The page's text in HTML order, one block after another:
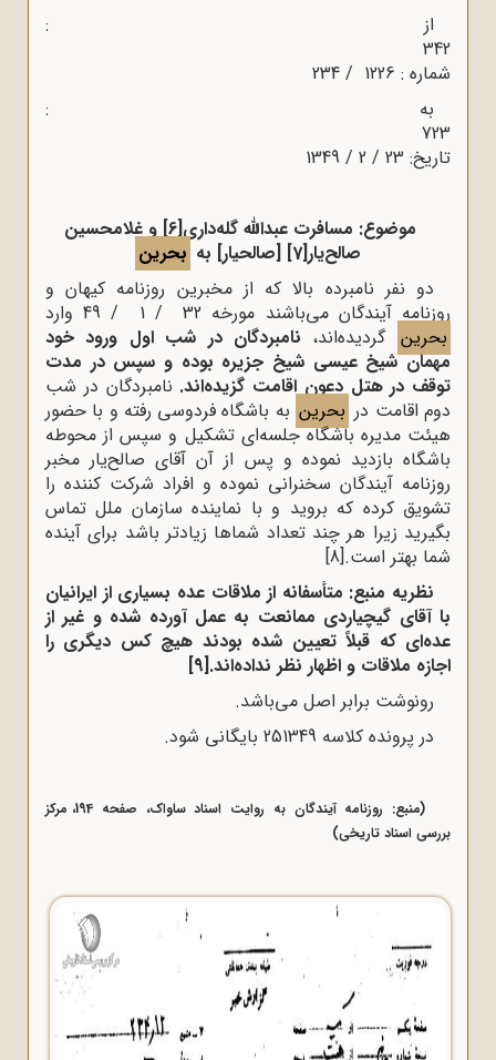
از :
شماره : 1226 / 234
به :
تاریخ: 23 / 2 / 1349
موضوع: مسافرت عبداللّه گله‌داری[6]و غلامحسین
صالح‌یار[7] [صالحیار] به بحرین
دو نفر نامبرده بالا که از مخبرین روزنامه کیهان و
روزنامه آیندگان می‌باشند مورخه 32 / 1 / 49 وارد
بحرین گردیده‌اند، نامبردگان در شب اول ورود خود
مهمان شیخ عیسی شیخ جزیره بوده و سپس در مدت
توقف در هتل دعون اقامت گزیده‌اند. نامبردگان در شب
دوم اقامت در بحرین به باشگاه فردوسی رفته و با حضور
هیئت مدیره باشگاه جلسه‌ای تشکیل و سپس از محوطه
باشگاه بازدید نموده و پس از آن آقای صالح‌یار مخبر
روزنامه آیندگان سخنرانی نموده و افراد شرکت کننده را
تشویق کرده که بروید و با نماینده سازمان ملل تماس
بگیرید زیرا هر چند تعداد شماها زیادتر باشد برای آینده
شما بهتر است.[8]
نظریه منبع: متأسفانه از ملاقات عده بسیاری از ایرانیان
با آقای گیچیاردی ممانعت به عمل آورده شده و غیر از
عده‌ای‌ که قبلاً تعیین شده بودند هیچ کس دیگری را
اجازه ملاقات و اظهار نظر نداده‌اند.[9]
رونوشت برابر اصل می‌باشد.
در پرونده کلاسه 251349 بایگانی شود.
(منبع: روزنامه آیندگان به روایت اسناد ساواک، صفحه 194، مرکز
بررسی اسناد تاریخی)